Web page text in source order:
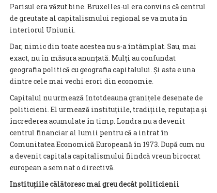
Parisul era văzut bine. Bruxelles-ul era convins că centrul
de greutate al capitalismului regional se va muta în
interiorul Uniunii.
Dar, nimic din toate acestea nu s-a întâmplat. Sau, mai
exact, nu în măsura anunțată. Mulți au confundat
geografia politică cu geografia capitalului. Și asta e una
dintre cele mai vechi erori din economie.
Capitalul nu urmează întotdeauna granițele desenate de
politicieni. El urmează instituțiile, tradițiile, reputația și
încrederea acumulate în timp. Londra nu a devenit
centrul financiar al lumii pentru că a intrat în
Comunitatea Economică Europeană în 1973. După cum nu
a devenit capitala capitalismului fiindcă vreun birocrat
european a semnat o directivă.
Instituțiile călătoresc mai greu decât politicienii